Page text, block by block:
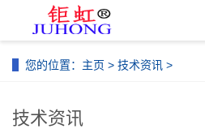
您的位置： 主页 > 技术资讯 >
技术资讯